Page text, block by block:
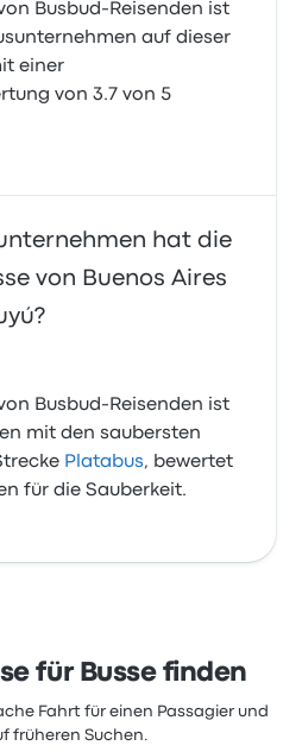
Busbud-Reisenden ist
auf dieser
einer
von 3.7 von 5
hat die
von Buenos Aires
Busbud-Reisenden ist
mit den saubersten
Platabus, bewertet
für die Sauberkeit.
für Busse finden
Fahrt für einen Passagier und
früheren Suchen.